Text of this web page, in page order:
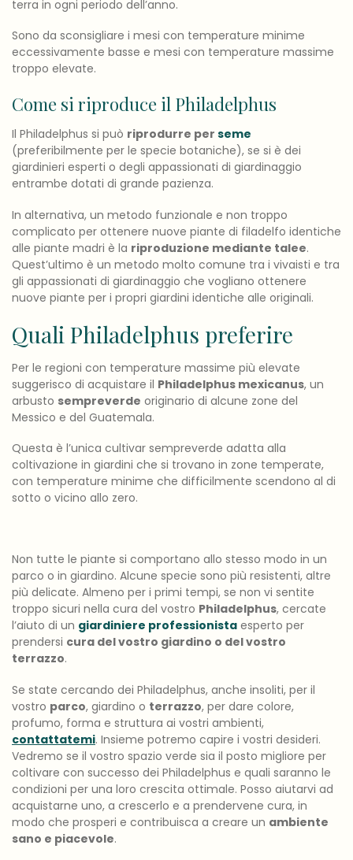
terra in ogni periodo dell’anno.
Sono da sconsigliare i mesi con temperature minime
eccessivamente basse e mesi con temperature massime
troppo elevate.
Come si riproduce il Philadelphus
Il Philadelphus si può riprodurre per seme
(preferibilmente per le specie botaniche), se si è dei
giardinieri esperti o degli appassionati di giardinaggio
entrambe dotati di grande pazienza.
In alternativa, un metodo funzionale e non troppo
complicato per ottenere nuove piante di filadelfo identiche
alle piante madri è la riproduzione mediante talee.
Quest’ultimo è un metodo molto comune tra i vivaisti e tra
gli appassionati di giardinaggio che vogliano ottenere
nuove piante per i propri giardini identiche alle originali.
Quali Philadelphus preferire
Per le regioni con temperature massime più elevate
suggerisco di acquistare il Philadelphus mexicanus, un
arbusto sempreverde originario di alcune zone del
Messico e del Guatemala.
Questa è l’unica cultivar sempreverde adatta alla
coltivazione in giardini che si trovano in zone temperate,
con temperature minime che difficilmente scendono al di
sotto o vicino allo zero.
Non tutte le piante si comportano allo stesso modo in un
parco o in giardino. Alcune specie sono più resistenti, altre
più delicate. Almeno per i primi tempi, se non vi sentite
troppo sicuri nella cura del vostro Philadelphus, cercate
l’aiuto di un giardiniere professionista esperto per
prendersi cura del vostro giardino o del vostro
terrazzo.
Se state cercando dei Philadelphus, anche insoliti, per il
vostro parco, giardino o terrazzo, per dare colore,
profumo, forma e struttura ai vostri ambienti,
contattatemi. Insieme potremo capire i vostri desideri.
Vedremo se il vostro spazio verde sia il posto migliore per
coltivare con successo dei Philadelphus e quali saranno le
condizioni per una loro crescita ottimale. Posso aiutarvi ad
acquistarne uno, a crescerlo e a prendervene cura, in
modo che prosperi e contribuisca a creare un ambiente
sano e piacevole.